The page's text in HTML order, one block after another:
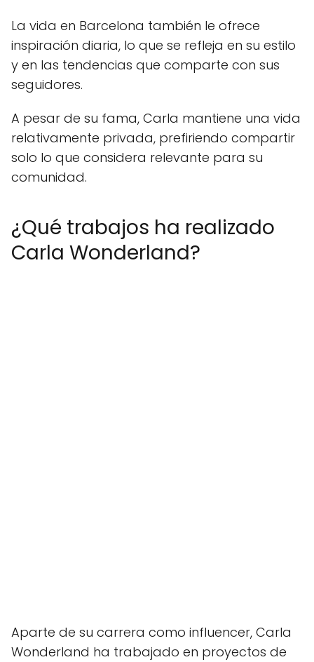
La vida en Barcelona también le ofrece
inspiración diaria, lo que se refleja en su estilo
y en las tendencias que comparte con sus
seguidores.
A pesar de su fama, Carla mantiene una vida
relativamente privada, prefiriendo compartir
solo lo que considera relevante para su
comunidad.
¿Qué trabajos ha realizado
Carla Wonderland?
Aparte de su carrera como influencer, Carla
Wonderland ha trabajado en proyectos de